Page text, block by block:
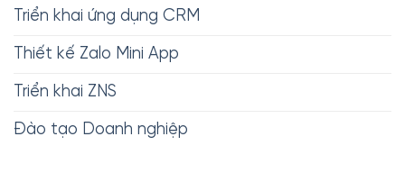
Triển khai ứng dụng CRM
Thiết kế Zalo Mini App
Triển khai ZNS
Đào tạo Doanh nghiệp